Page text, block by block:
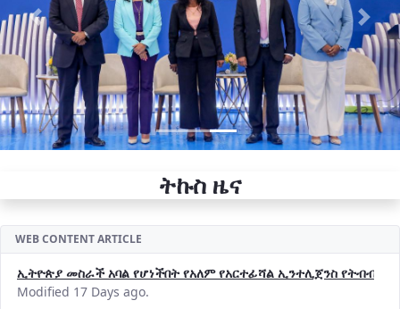
Previous Next
ትኩስ ዜና
WEB CONTENT ARTICLE
ኢትዮጵያ መስራች አባል የሆነችበት የአለም የአርተፊሻል ኢንተሊጀንስ የትብብር
Modified 17 Days ago.